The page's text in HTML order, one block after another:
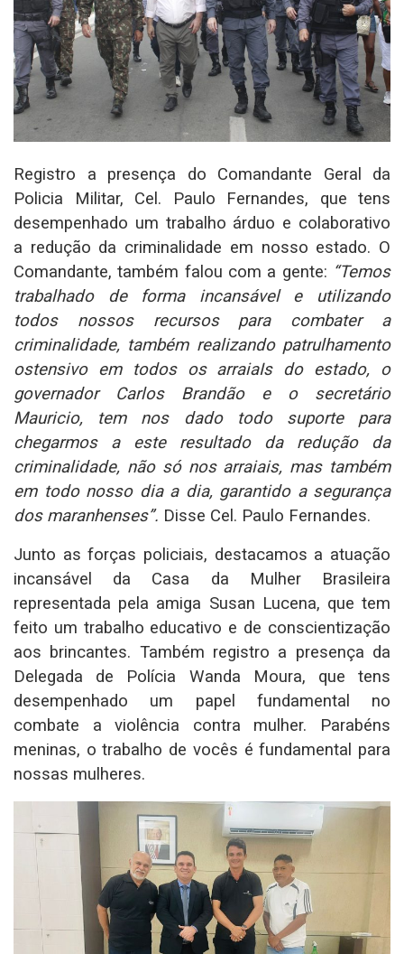
Registro a presença do Comandante Geral da
Policia Militar, Cel. Paulo Fernandes, que tens
desempenhado um trabalho árduo e colaborativo
a redução da criminalidade em nosso estado. O
Comandante, também falou com a gente: “Temos
trabalhado de forma incansável e utilizando
todos nossos recursos para combater a
criminalidade, também realizando patrulhamento
ostensivo em todos os arraiaIs do estado, o
governador Carlos Brandão e o secretário
Mauricio, tem nos dado todo suporte para
chegarmos a este resultado da redução da
criminalidade, não só nos arraiais, mas também
em todo nosso dia a dia, garantido a segurança
dos maranhenses”. Disse Cel. Paulo Fernandes.
Junto as forças policiais, destacamos a atuação
incansável da Casa da Mulher Brasileira
representada pela amiga Susan Lucena, que tem
feito um trabalho educativo e de conscientização
aos brincantes. Também registro a presença da
Delegada de Polícia Wanda Moura, que tens
desempenhado um papel fundamental no
combate a violência contra mulher. Parabéns
meninas, o trabalho de vocês é fundamental para
nossas mulheres.